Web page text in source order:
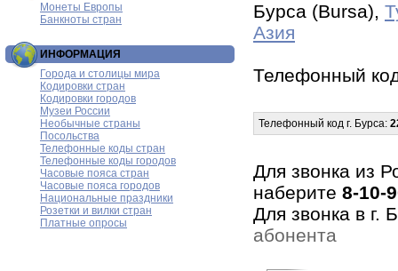
Монеты Европы
Банкноты стран
ИНФОРМАЦИЯ
Города и столицы мира
Кодировки стран
Кодировки городов
Музеи России
Необычные страны
Посольства
Телефонные коды стран
Телефонные коды городов
Часовые пояса стран
Часовые пояса городов
Национальные праздники
Розетки и вилки стран
Платные опросы
Бурса (Bursa),
Азия
Телефонный
Телефонный код г. Бурса:
Для звонка из
наберите 8-10-
Для звонка в г.
абонента